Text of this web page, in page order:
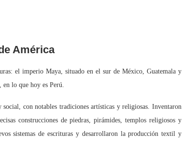
América
el imperio Maya, situado en el sur de México, Guatemala y
lo que hoy es Perú.
con notables tradiciones artísticas y religiosas. Inventaron
construcciones de piedras, pirámides, templos religiosos y
sistemas de escrituras y desarrollaron la producción textil y